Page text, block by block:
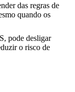
das regras de
quando os
pode desligar
o risco de